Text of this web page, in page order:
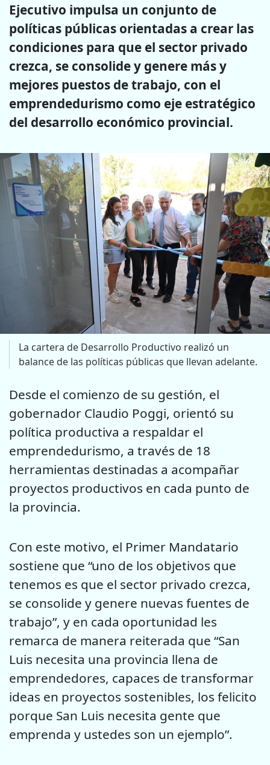
Ejecutivo impulsa un conjunto de
políticas públicas orientadas a crear las
condiciones para que el sector privado
crezca, se consolide y genere más y
mejores puestos de trabajo, con el
emprendedurismo como eje estratégico
del desarrollo económico provincial.
La cartera de Desarrollo Productivo realizó un
balance de las políticas públicas que llevan adelante.
Desde el comienzo de su gestión, el
gobernador Claudio Poggi, orientó su
política productiva a respaldar el
emprendedurismo, a través de 18
herramientas destinadas a acompañar
proyectos productivos en cada punto de
la provincia.
Con este motivo, el Primer Mandatario
sostiene que “uno de los objetivos que
tenemos es que el sector privado crezca,
se consolide y genere nuevas fuentes de
trabajo”, y en cada oportunidad les
remarca de manera reiterada que “San
Luis necesita una provincia llena de
emprendedores, capaces de transformar
ideas en proyectos sostenibles, los felicito
porque San Luis necesita gente que
emprenda y ustedes son un ejemplo”.